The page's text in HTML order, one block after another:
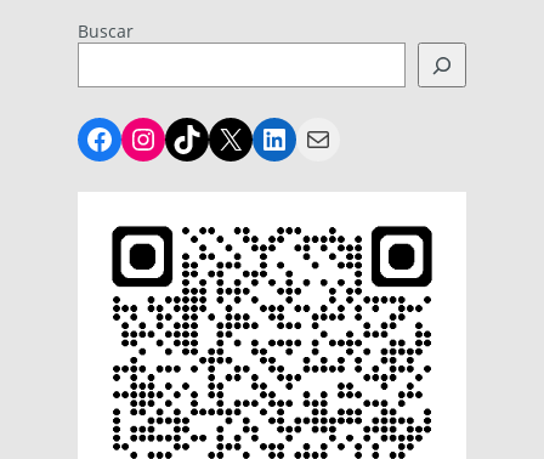
Buscar
Facebook
Instagram
TikTok
X LinkedIn
Mail